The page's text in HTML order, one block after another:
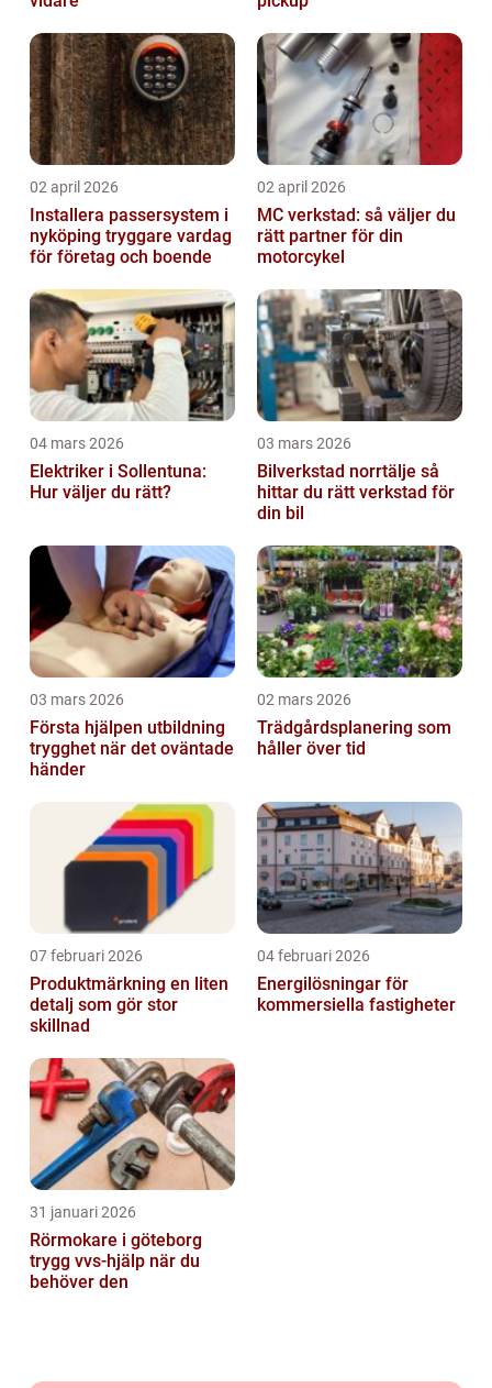
02 april 2026
Installera passersystem i
nyköping tryggare vardag
för företag och boende
02 april 2026
MC verkstad: så väljer du
rätt partner för din
motorcykel
04 mars 2026
Elektriker i Sollentuna:
Hur väljer du rätt?
03 mars 2026
Bilverkstad norrtälje så
hittar du rätt verkstad för
din bil
03 mars 2026
Första hjälpen utbildning
trygghet när det oväntade
händer
02 mars 2026
Trädgårdsplanering som
håller över tid
07 februari 2026
Produktmärkning en liten
detalj som gör stor
skillnad
04 februari 2026
Energilösningar för
kommersiella fastigheter
31 januari 2026
Rörmokare i göteborg
trygg vvs-hjälp när du
behöver den